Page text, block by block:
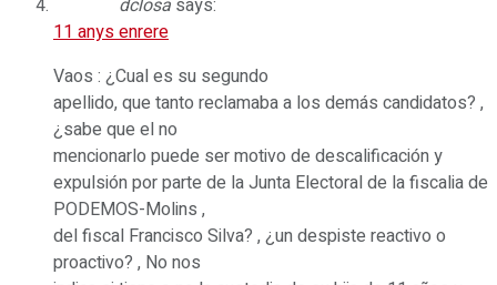
11 anys enrere
Vaos : ¿Cual es su segundo
apellido, que tanto reclamaba a los demás candidatos? ,
¿sabe que el no
mencionarlo puede ser motivo de descalificación y
expulsión por parte de la Junta Electoral de la fiscalia de
PODEMOS-Molins ,
del fiscal Francisco Silva? , ¿un despiste reactivo o
proactivo? , No nos